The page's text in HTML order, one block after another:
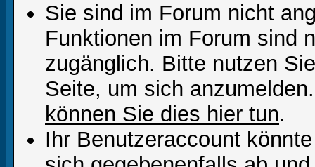
Sie sind im Forum nicht
Funktionen im Forum sind
zugänglich. Bitte nutzen
Seite, um sich
können Sie dies hier tun.
Ihr Benutzeraccount